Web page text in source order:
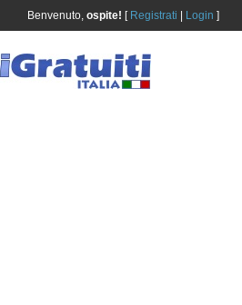
Benvenuto, ospite! [ Registrati Login ]